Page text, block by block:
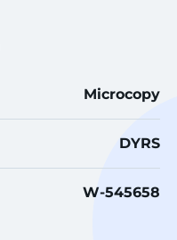
Microcopy
DYRS
W-545658